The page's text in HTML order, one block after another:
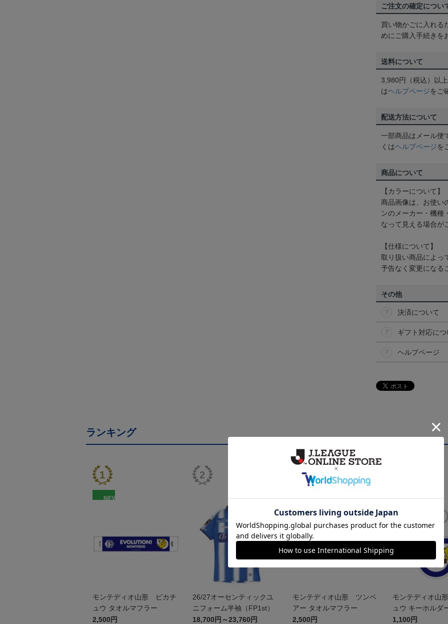
ご注文の確定につい
買い物かごに入れる
めにご購入手続きを
送料について
3,980円（税込）以
はヘルプページをご
配送方法について
一部商品はメール便
くはヘルプページを
商品について
【カラーについて】
商品画像は、お使い
ンのメーカー・機種
なって見える場合が
【仕様について】
取り扱い商品によっ
予告なく変更になる
その他
決済について
ギフト対応に
ヘルプページ
ランキング
NEW
モンテディオ山形 ピカチ
ュウ タオルマフラー
2,500円
26/27オーセンティックユ
ニフォーム半袖（FP1st）
18,700円～23,760円
NEW
モンテディオ山形 ツンベ
アー タオルマフラー
2,500円
NEW
モンテディオ山
ュウ キーホルダ
1,100円